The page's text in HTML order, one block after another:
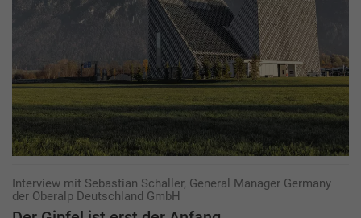
Interview mit Sebastian Schaller, General Manager Germany
der Oberalp Deutschland GmbH